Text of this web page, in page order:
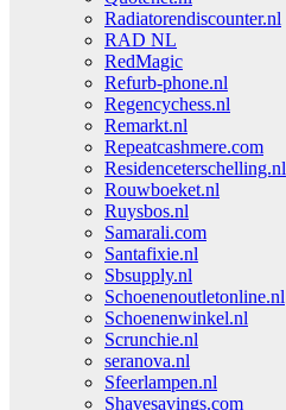
Radiatorendiscounter.nl
RAD NL
RedMagic
Refurb-phone.nl
Regencychess.nl
Remarkt.nl
Repeatcashmere.com
Residenceterschelling.nl
Rouwboeket.nl
Ruysbos.nl
Samarali.com
Santafixie.nl
Sbsupply.nl
Schoenenoutletonline.nl
Schoenenwinkel.nl
Scrunchie.nl
seranova.nl
Sfeerlampen.nl
Shavesavings.com